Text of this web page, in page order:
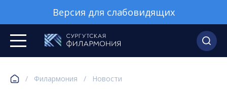
Версия для слабовидящих
/ Филармония / Новости